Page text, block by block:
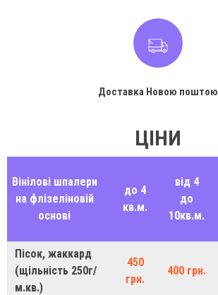
Доставка Новою поштою
ЦІНИ
Вінілові шпалери
на флізеліновій
основі
до 4
кв.м.
від 4
до
10кв.м.
Пісок, жаккард
(щільність 250г/
м.кв.)
450
грн.
400 грн.